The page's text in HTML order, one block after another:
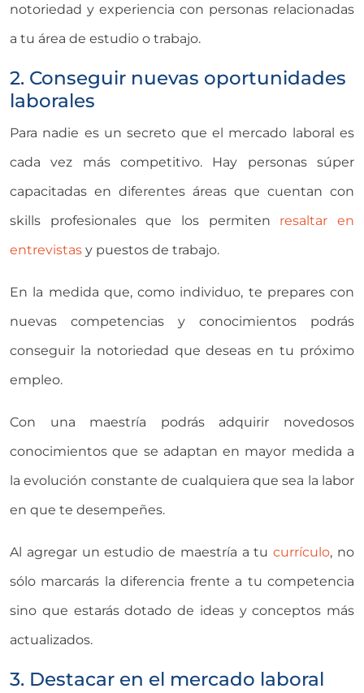
notoriedad y experiencia con personas relacionadas
a tu área de estudio o trabajo.
2. Conseguir nuevas oportunidades
laborales
Para nadie es un secreto que el mercado laboral es
cada vez más competitivo. Hay personas súper
capacitadas en diferentes áreas que cuentan con
skills profesionales que los permiten resaltar en
entrevistas y puestos de trabajo.
En la medida que, como individuo, te prepares con
nuevas competencias y conocimientos podrás
conseguir la notoriedad que deseas en tu próximo
empleo.
Con una maestría podrás adquirir novedosos
conocimientos que se adaptan en mayor medida a
la evolución constante de cualquiera que sea la labor
en que te desempeñes.
Al agregar un estudio de maestría a tucurrículo, no
sólo marcarás la diferencia frente a tu competencia
sino que estarás dotado de ideas y conceptos más
actualizados.
3. Destacar en el mercado laboral